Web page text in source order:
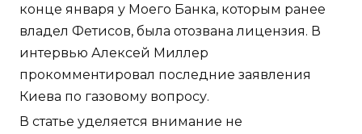
конце января у Моего Банка, которым ранее
владел Фетисов, была отозвана лицензия. В
интервью Алексей Миллер
прокомментировал последние заявления
Киева по газовому вопросу.
В статье уделяется внимание не